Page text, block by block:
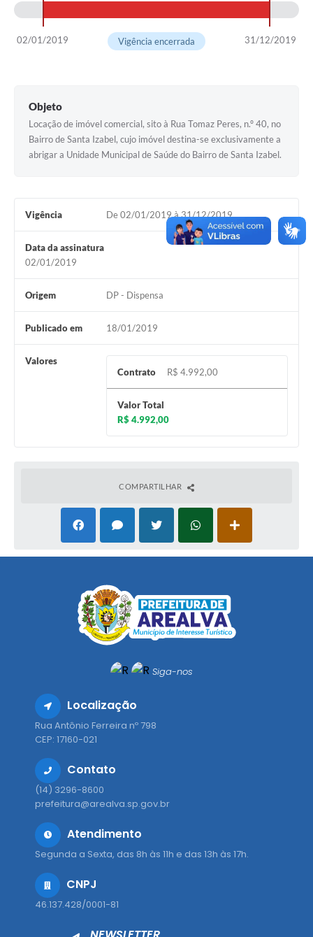
02/01/2019 31/12/2019
Vigência encerrada
Objeto
Locação de imóvel comercial, sito à Rua Tomaz Peres, n.º 40, no
Bairro de Santa Izabel, cujo imóvel destina-se exclusivamente a
abrigar a Unidade Municipal de Saúde do Bairro de Santa Izabel.
Vigência De 02/01/2019 à 31/12/2019
Data da assinatura
02/01/2019
Origem DP - Dispensa
Publicado em 18/01/2019
Valores
Contrato
R$ 4.992,00
Valor Total
R$ 4.992,00
COMPARTILHAR
Siga-nos
Localização
Rua Antônio Ferreira nº 798
CEP: 17160-021
Contato
(14) 3296-8600
prefeitura@arealva.sp.gov.br
Atendimento
Segunda a Sexta, das 8h às 11h e das 13h às 17h.
CNPJ
46.137.428/0001-81